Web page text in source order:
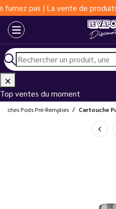
pas | La vente de produits
Top ventes du moment
Pods Pré-Remplies Cartouche